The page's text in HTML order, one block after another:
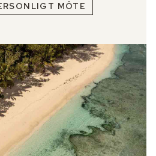
MÖTE